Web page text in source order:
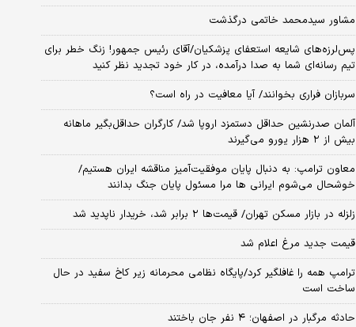
مشاور سیدمحمد خاتمی درگذشت
پس‌لرزه‌های شایعه استعفای پزشکیان/آقای رئیس جمهور! زنگ خطر برای
تیم رسانه‌ای شما به صدا درآمده، در کار خود تجدید نظر کنید
سربازان فراری بخوانند/ آیا معافیت در راه است؟
آلمان صدرنشین حداقل دستمزد اروپا شد/ کارگران حداقل‌بگیر ماهانه
بیش از ۲ هزار یورو می‌گیرند
معاون ترامپ: به دنبال پایان موفقیت‌آمیز مناقشه ایران هستیم/
خوشحال می‌شوم ایرانی ها مرا مسئول پایان جنگ بدانند
زلزله در بازار مسکن تهران/ قیمت‌ها ۲ برابر شد، خریدار ناپدید شد
قیمت جدید مرغ اعلام شد
ترامپ همه را غافلگیر کرد/پایگاه نظامی محرمانه زیر کاخ سفید در حال
ساخت است
حادثه مرگبار در اصفهان؛ ۴ نفر جان باختند